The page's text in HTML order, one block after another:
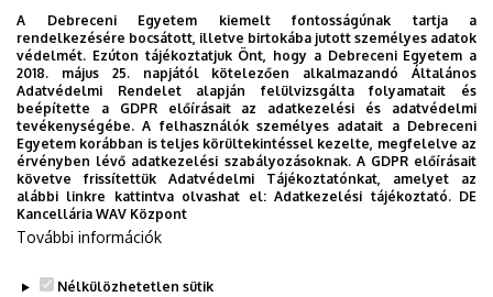
2026. augusztus 7.
Univerzum: A Debreceni Egyetem
titkos receptjei
KUTATÁS TUDOMÁNY
A Debreceni Egyetem kiemelt fontosságúnak tartja a
rendelkezésére bocsátott, illetve birtokába jutott személyes adatok
védelmét. Ezúton tájékoztatjuk Önt, hogy a Debreceni Egyetem a
2018. május 25. napjától kötelezően alkalmazandó Általános
Adatvédelmi Rendelet alapján felülvizsgálta folyamatait és
beépítette a GDPR előírásait az adatkezelési és adatvédelmi
tevékenységébe. A felhasználók személyes adatait a Debreceni
Egyetem korábban is teljes körültekintéssel kezelte, megfelelve az
érvényben lévő adatkezelési szabályozásoknak. A GDPR előírásait
követve frissítettük Adatvédelmi Tájékoztatónkat, amelyet az
alábbi linkre kattintva olvashat el:Adatkezelési tájékoztató. DE
Kancellária WAV Központ
További információk
Nélkülözhetetlen sütik